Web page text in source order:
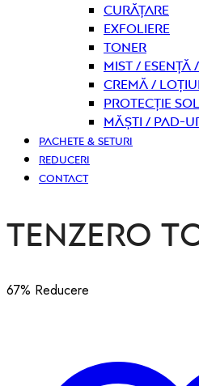
curățare
Exfoliere
Toner
Mist / Esență
Cremă /
Protecție
Măști / Pad-
PACHETE & SETURI
REDUCERI
CONTACT
Tenzero
67% Reducere